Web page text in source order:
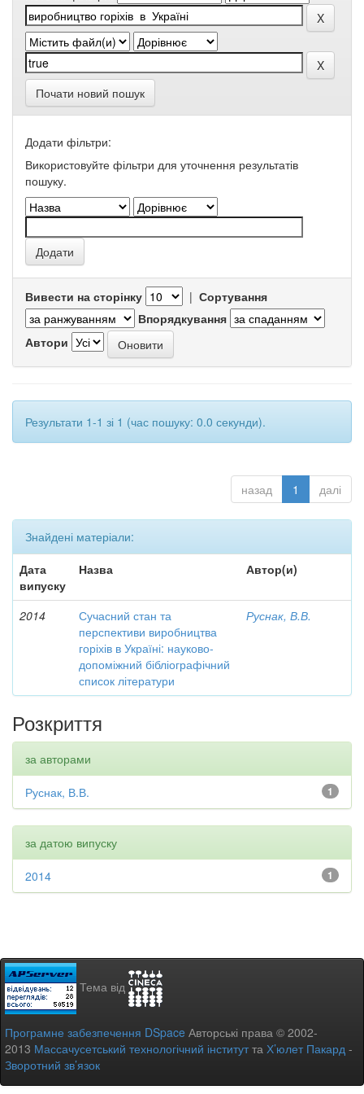
Почати новий пошук
Додати фільтри:
Використовуйте фільтри для уточнення результатів
пошуку.
Вивести на сторінку | Сортування
Впорядкування
Автори
Результати 1-1 зі 1 (час пошуку: 0.0 секунди).
назад 1 далі
Знайдені матеріали:
Дата
випуску
Назва Автор(и)
2014
Сучасний стан та
перспективи виробництва
горіхів в Україні: науково-
допоміжний бібліографічний
список літератури
Руснак, В.В.
Розкриття
за авторами
1
Руснак, В.В.
за датою випуску
1
2014
Тема від
Програмне забезпечення DSpace Авторські права © 2002-
2013 Массачусетський технологічний інститутта Х’юлет Пакард -
Зворотний зв’язок